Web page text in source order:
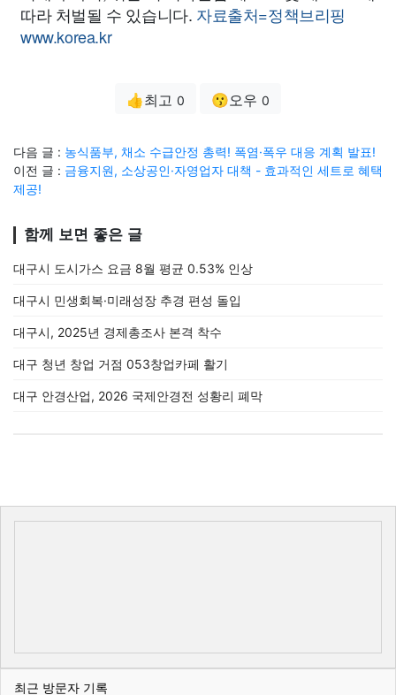
따라 처벌될 수 있습니다. 자료출처=정책브리핑
www.korea.kr
👍최고 0 😗오우 0
다음 글 : 농식품부, 채소 수급안정 총력! 폭염·폭우 대응 계획 발표!
이전 글 : 금융지원, 소상공인·자영업자 대책 - 효과적인 세트로 혜택
제공!
함께 보면 좋은 글
대구시 도시가스 요금 8월 평균 0.53% 인상
대구시 민생회복·미래성장 추경 편성 돌입
대구시, 2025년 경제총조사 본격 착수
대구 청년 창업 거점 053창업카페 활기
대구 안경산업, 2026 국제안경전 성황리 폐막
최근 방문자 기록